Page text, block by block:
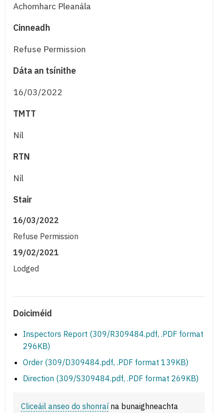
Achomharc Pleanála
Cinneadh
Refuse Permission
Dáta an tsínithe
16/03/2022
TMTT
Níl
RTN
Níl
Stair
16/03/2022
Refuse Permission
19/02/2021
Lodged
Doiciméid
Inspectors Report (309/R309484.pdf, .PDF format
296KB)
Order (309/D309484.pdf, .PDF format 139KB)
Direction (309/S309484.pdf, .PDF format 269KB)
Cliceáil anseo do shonraí na bunaighneachta